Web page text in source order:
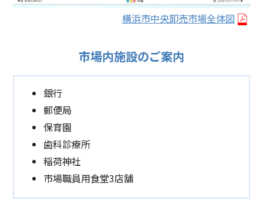
横浜市中央卸売市場全体図
市場内施設のご案内
銀行
郵便局
保育園
歯科診療所
稲荷神社
市場職員用食堂3店舗